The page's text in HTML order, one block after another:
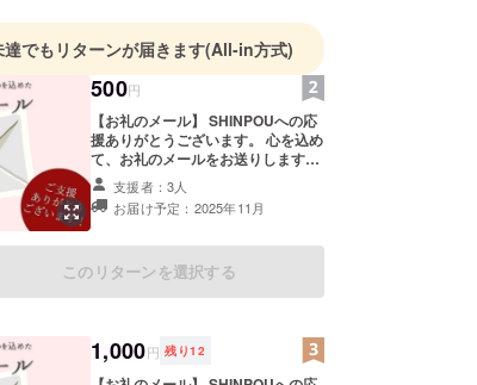
転身
にてエステサロンオープン
得
院 認定講師習得
院 フェムケア矯正師習得
矯正認定講師習得
ンバサダー就任
院 大阪梅田本校講師
座開設 専任講師
設立
エステサロン移転（活動拠点を関西全域
達でもリターンが届きます(All-in方式)
500円
【お礼のメール】 SHINPOUへの応
援ありがとうございます。 心を込め
て、お礼のメールをお送りします。
他のリターンと合わせて、何度でも
ぜひ応援していただけると幸いで
す！ ※このリターンは【お礼のメー
定されますと迷惑メールフォルダに
支援者：3人
お届け予定：2025年11月
このリターンを選択する
1,000円 残り12